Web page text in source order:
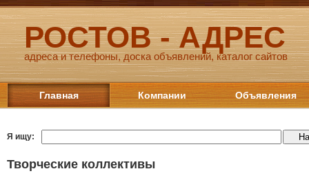
РОСТОВ - АДРЕС
адреса и телефоны, доска объявлений, каталог сайтов
Главная Компании Объявления
Я ищу:
Творческие коллективы